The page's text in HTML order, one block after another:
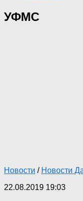
УФМС
Новости / Новости
22.08.2019 19:03